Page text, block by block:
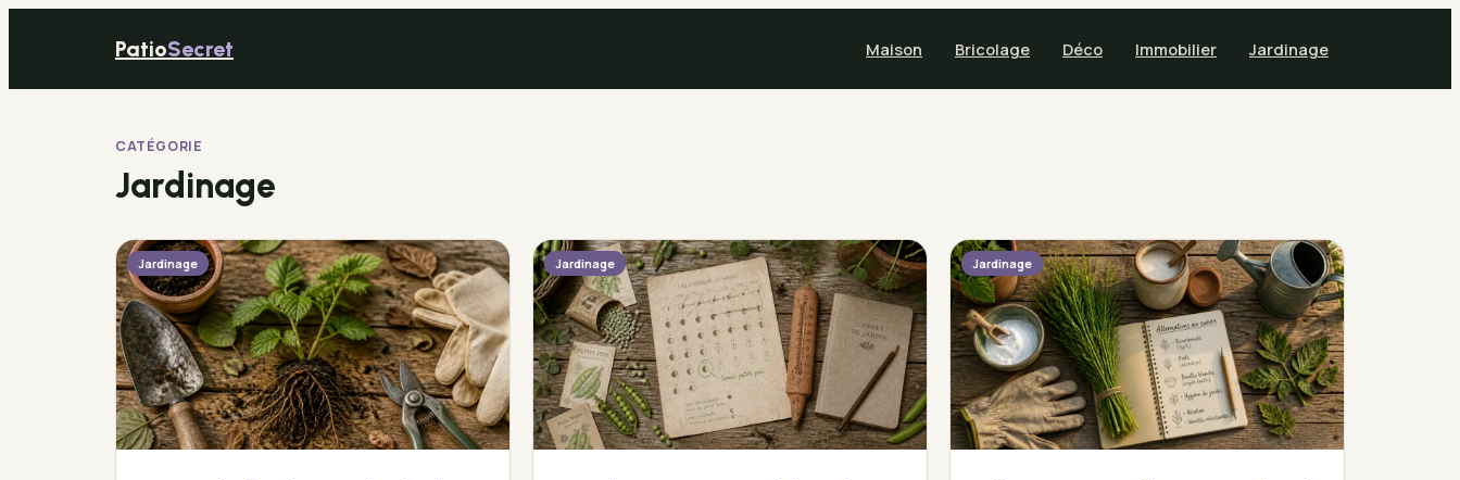
PatioSecret Maison Bricolage Déco Immobilier Jardinage
CATÉGORIE
Jardinage
Jardinage Jardinage Jardinage